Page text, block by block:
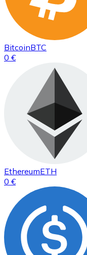
BitcoinBTC
0 €
EthereumETH
0 €